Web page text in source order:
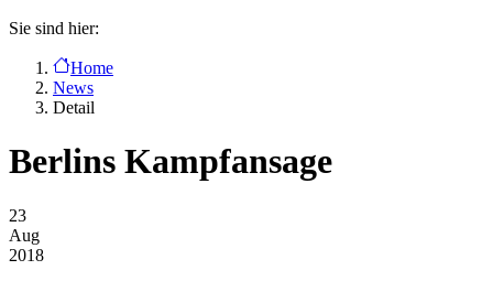
Sie sind hier:
Home
News
Detail
Berlins Kampfansage
23
Aug
2018